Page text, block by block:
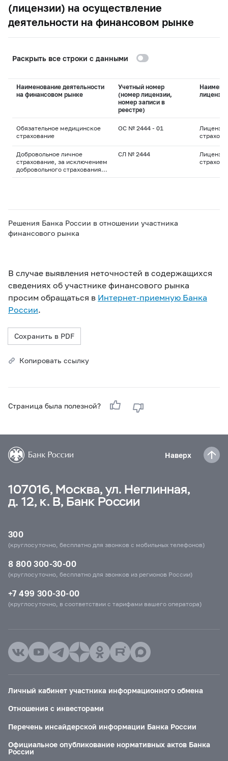
(лицензии) на осуществление
деятельности на финансовом рынке
Раскрыть все строки с данными
Наименование деятельности
на финансовом рынке
Учетный номер
(номер лицензии,
номер записи в
реестре)
лицензии
Обязательное медицинское
страхование
ОС № 2444 - 01
Добровольное личное
страхование, за исключением
добровольного страхования
СЛ № 2444
Решения Банка России в отношении участника
финансового рынка
В случае выявления неточностей в содержащихся
сведениях об участнике финансового рынка
просим обращаться в Интернет-приемную Банка
России.
Сохранить в PDF
Копировать ссылку
Страница была полезной?
Наверх
107016, Москва, ул. Неглинная,
д. 12, к. В, Банк России
300
(круглосуточно, бесплатно для звонков с мобильных телефонов)
8 800 300-30-00
(круглосуточно, бесплатно для звонков из регионов России)
+7 499 300-30-00
(круглосуточно, в соответствии с тарифами вашего оператора)
Личный кабинет участника информационного обмена
Отношения с инвесторами
Перечень инсайдерской информации Банка России
Официальное опубликование нормативных актов Банка
России